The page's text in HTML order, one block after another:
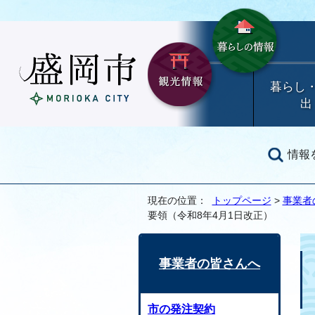
暮らし
出
情報
現在の位置： トップページ > 事業者
要領（令和8年4月1日改正）
事業者の皆さんへ
市の発注契約